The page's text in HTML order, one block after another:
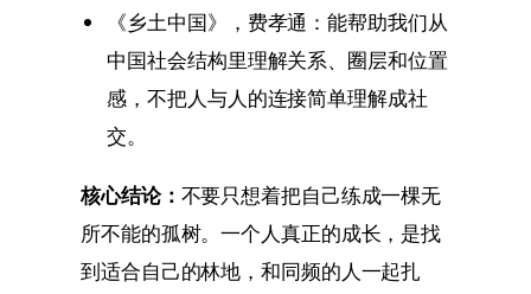
《乡土中国》，费孝通：能帮助我们从
中国社会结构里理解关系、圈层和位置
感，不把人与人的连接简单理解成社
交。
核心结论： 不要只想着把自己练成一棵无
所不能的孤树。一个人真正的成长，是找
到适合自己的林地，和同频的人一起扎